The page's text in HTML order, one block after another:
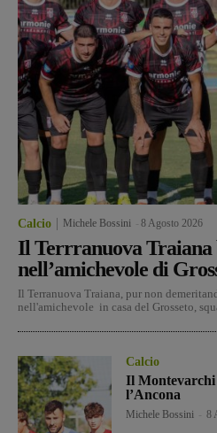
Calcio Michele Bossini 8 Agosto 2026
Il Terrranuova Traiana
nell’amichevole di
Il Terranuova Traiana, pur non
nell'amichevole in casa del Grosseto,
Calcio
Il Montevarchi
l’Ancona
Michele Bossini 8